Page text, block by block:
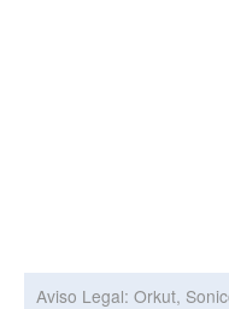
Aviso Legal: Orkut,